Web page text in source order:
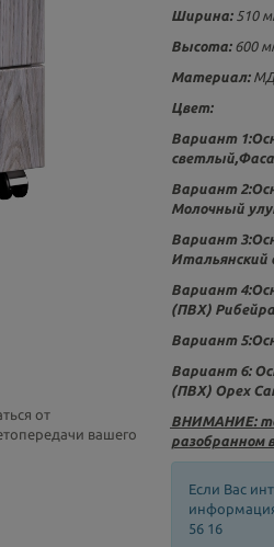
от
вашего
Ширина: 510
Высота: 600
Материал:
Цвет:
Вариант
Вариант
Молочный
Вариант
Итальянский
Вариант
(ПВХ)
Вариант
Вариант 6:
(ПВХ) Орех
ВНИМАНИЕ:
разобранном
Если Вас
56 16